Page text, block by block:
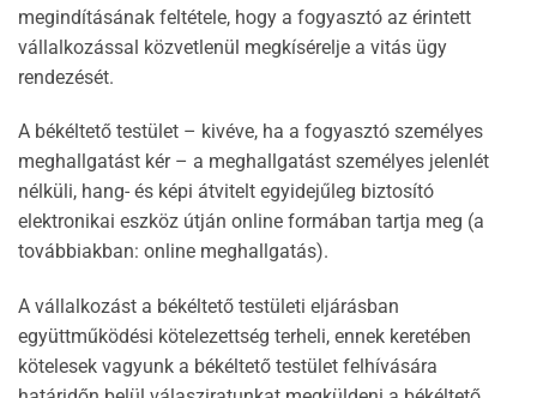
megindításának feltétele, hogy a fogyasztó az érintett
vállalkozással közvetlenül megkísérelje a vitás ügy
rendezését.
A békéltető testület – kivéve, ha a fogyasztó személyes
meghallgatást kér – a meghallgatást személyes jelenlét
nélküli, hang- és képi átvitelt egyidejűleg biztosító
elektronikai eszköz útján online formában tartja meg (a
továbbiakban: online meghallgatás).
A vállalkozást a békéltető testületi eljárásban
együttműködési kötelezettség terheli, ennek keretében
kötelesek vagyunk a békéltető testület felhívására